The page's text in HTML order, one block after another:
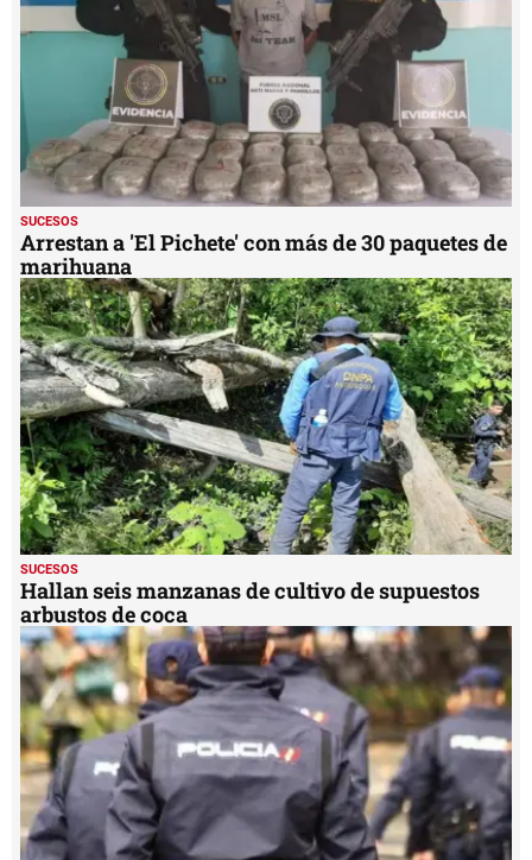
SUCESOS
Arrestan a 'El Pichete' con más de 30 paquetes de
marihuana
SUCESOS
Hallan seis manzanas de cultivo de supuestos
arbustos de coca